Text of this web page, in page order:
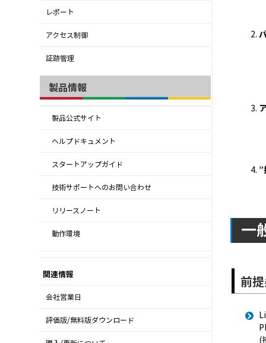
レポート
アクセス制御
証跡管理
製品情報
製品公式サイト
ヘルプドキュメント
スタートアップガイド
技術サポートへのお問い合わせ
リリースノート
動作環境
関連情報
会社営業日
評価版/無料版ダウンロード
”
一
前
(